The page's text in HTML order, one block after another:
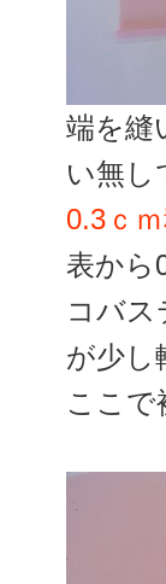
端を縫
い無し
0.3ｃ
表から
コバ
が少し
ここで